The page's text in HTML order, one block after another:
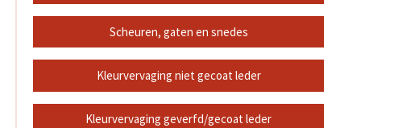
Scheuren, gaten en snedes
Kleurvervaging niet gecoat leder
Kleurvervaging geverfd/gecoat leder